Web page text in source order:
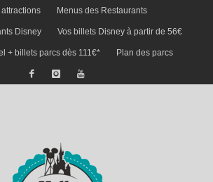
Menus des Restaurants
Disney Vos billets Disney à partir de 56€
+ billets parcs dès 111€* Plan des parcs